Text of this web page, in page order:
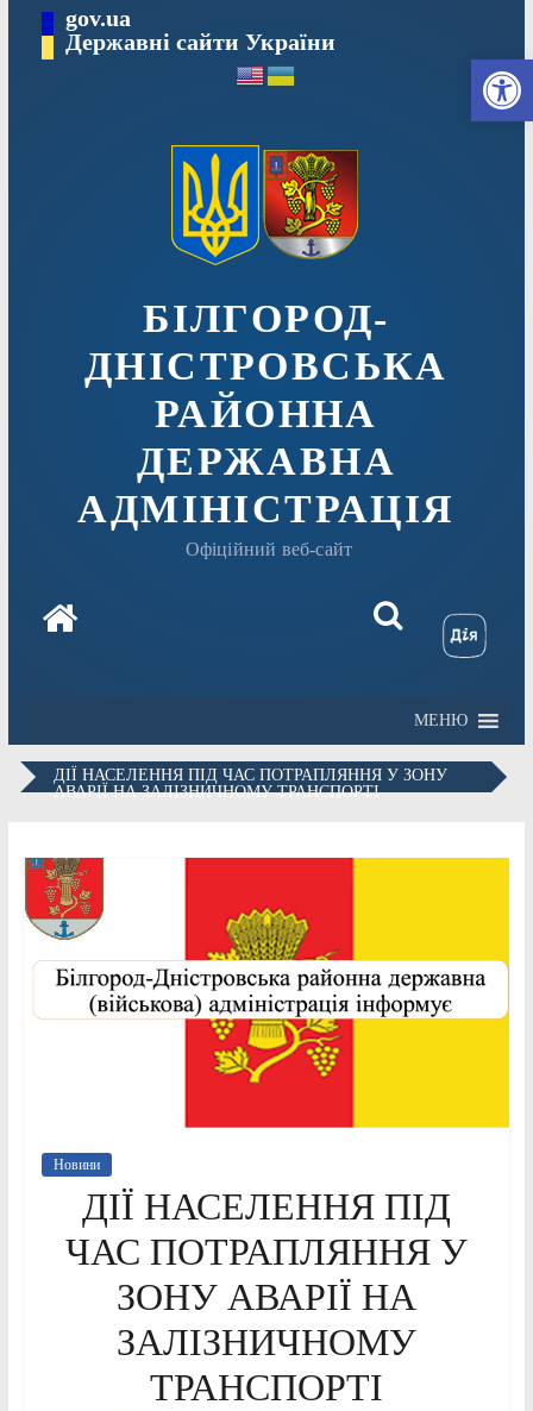
вмісту
gov.ua
Державні сайти України
БІЛГОРОД-
ДНІСТРОВСЬКА
РАЙОННА
ДЕРЖАВНА
АДМІНІСТРАЦІЯ
Офіційний веб-сайт
МЕНЮ
ДІЇ НАСЕЛЕННЯ ПІД ЧАС ПОТРАПЛЯННЯ У ЗОНУ
АВАРІЇ НА ЗАЛІЗНИЧНОМУ ТРАНСПОРТІ
Новини
ДІЇ НАСЕЛЕННЯ ПІД
ЧАС ПОТРАПЛЯННЯ У
ЗОНУ АВАРІЇ НА
ЗАЛІЗНИЧНОМУ
ТРАНСПОРТІ